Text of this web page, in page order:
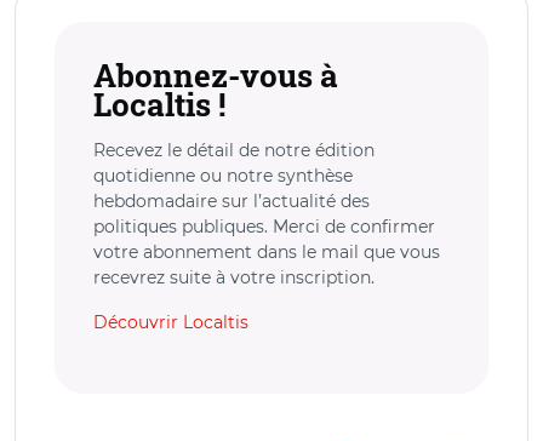
Abonnez-vous à
Localtis !
Recevez le détail de notre édition
quotidienne ou notre synthèse
hebdomadaire sur l’actualité des
politiques publiques. Merci de confirmer
votre abonnement dans le mail que vous
recevrez suite à votre inscription.
Découvrir Localtis